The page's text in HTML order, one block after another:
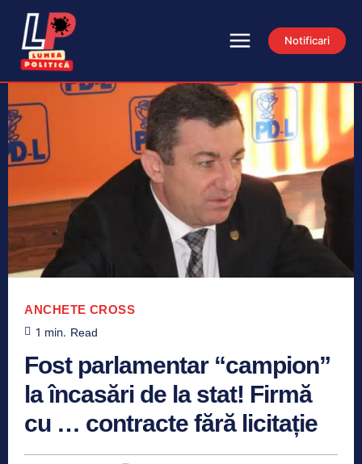
Notificari
ANCHETE CROSS
1 min. Read
Fost parlamentar “campion”
la încasări de la stat! Firmă
cu … contracte fără licitație